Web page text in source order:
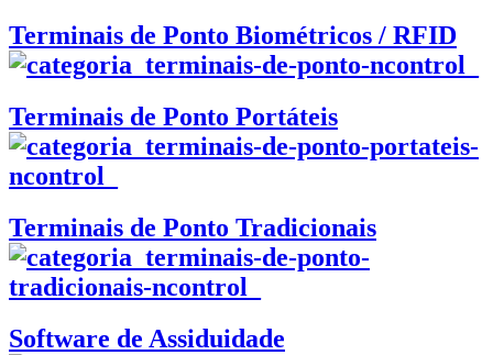
Terminais de Ponto Biométricos / RFID
Terminais de Ponto Portáteis
Terminais de Ponto Tradicionais
Software de Assiduidade